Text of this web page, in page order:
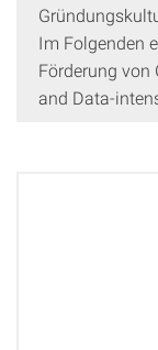
Im Folgenden
Förderung von
and Data-